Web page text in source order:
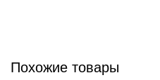
Похожие товары